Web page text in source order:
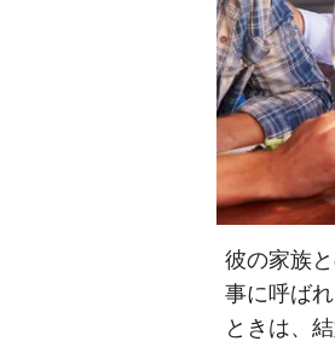
彼の家族
事に呼ば
ときは、